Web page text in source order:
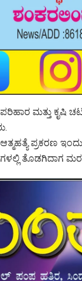
ಪರಿಹಾರ ಮತ್ತು
ಪ್ರಕರಣ
ಗಳಲ್ಲಿ ತೊಡಗಿದಾಗ